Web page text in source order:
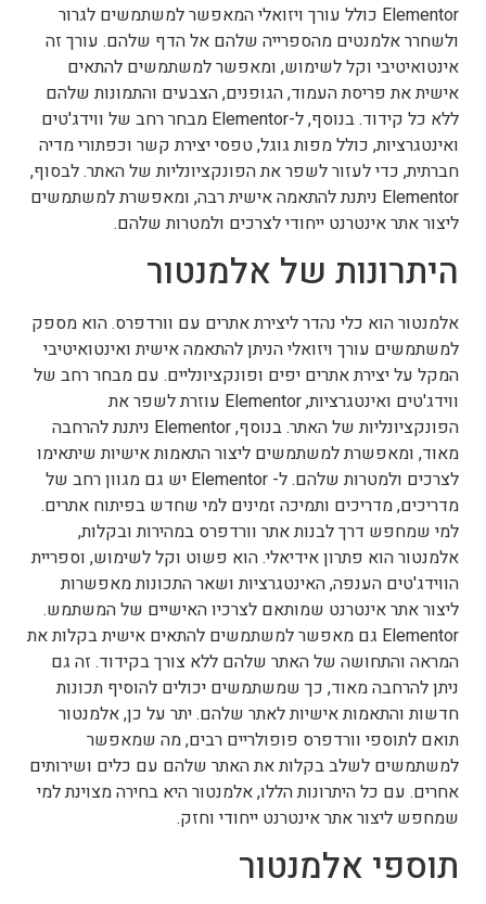
Elementor כולל עורך ויזואלי המאפשר למשתמשים לגרור
ולשחרר אלמנטים מהספרייה שלהם אל הדף שלהם. עורך זה
אינטואיטיבי וקל לשימוש, ומאפשר למשתמשים להתאים
אישית את פריסת העמוד, הגופנים, הצבעים והתמונות שלהם
ללא כל קידוד. בנוסף, ל-Elementor מבחר רחב של ווידג'טים
ואינטגרציות, כולל מפות גוגל, טפסי יצירת קשר וכפתורי מדיה
חברתית, כדי לעזור לשפר את הפונקציונליות של האתר. לבסוף,
Elementor ניתנת להתאמה אישית רבה, ומאפשרת למשתמשים
ליצור אתר אינטרנט ייחודי לצרכים ולמטרות שלהם.
היתרונות של אלמנטור
אלמנטור הוא כלי נהדר ליצירת אתרים עם וורדפרס. הוא מספק
למשתמשים עורך ויזואלי הניתן להתאמה אישית ואינטואיטיבי
המקל על יצירת אתרים יפים ופונקציונליים. עם מבחר רחב של
ווידג'טים ואינטגרציות, Elementor עוזרת לשפר את
הפונקציונליות של האתר. בנוסף, Elementor ניתנת להרחבה
מאוד, ומאפשרת למשתמשים ליצור התאמות אישיות שיתאימו
לצרכים ולמטרות שלהם. ל- Elementor יש גם מגוון רחב של
מדריכים, מדריכים ותמיכה זמינים למי שחדש בפיתוח אתרים.
למי שמחפש דרך לבנות אתר וורדפרס במהירות ובקלות,
אלמנטור הוא פתרון אידיאלי. הוא פשוט וקל לשימוש, וספריית
הווידג'טים הענפה, האינטגרציות ושאר התכונות מאפשרות
ליצור אתר אינטרנט שמותאם לצרכיו האישיים של המשתמש.
Elementor גם מאפשר למשתמשים להתאים אישית בקלות את
המראה והתחושה של האתר שלהם ללא צורך בקידוד. זה גם
ניתן להרחבה מאוד, כך שמשתמשים יכולים להוסיף תכונות
חדשות והתאמות אישיות לאתר שלהם. יתר על כן, אלמנטור
תואם לתוספי וורדפרס פופולריים רבים, מה שמאפשר
למשתמשים לשלב בקלות את האתר שלהם עם כלים ושירותים
אחרים. עם כל היתרונות הללו, אלמנטור היא בחירה מצוינת למי
שמחפש ליצור אתר אינטרנט ייחודי וחזק.
תוספי אלמנטור